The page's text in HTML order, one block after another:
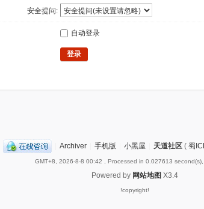
安全提问:
自动登录
登录
Archiver 手机版 小黑屋 天道社区 ( 蜀
GMT+8, 2026-8-8 00:42 , Processed in 0.027613 second(s),
Powered by 网站地图 X3.4
!copyright!